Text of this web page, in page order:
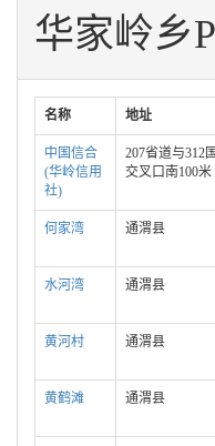
华家岭乡
名称 地址
中国信合
(华岭信用
社)
207省道与312
交叉口南100米
何家湾 通渭县
水河湾 通渭县
黄河村 通渭县
黄鹤滩 通渭县